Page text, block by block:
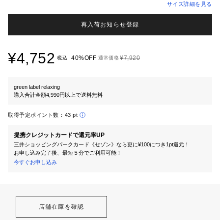
サイズ詳細を見る
再入荷お知らせ登録
¥4,752 税込 40%OFF 通常価格¥7,920
green label relaxing
購入合計金額4,990円以上で送料無料
取得予定ポイント数： 43 pt
提携クレジットカードで還元率UP
三井ショッピングパークカード《セゾン》なら更に¥100につき1pt還元！
お申し込み完了後、最短５分でご利用可能！
今すぐお申し込み
店舗在庫を確認